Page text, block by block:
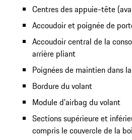
Centres des appuie-tête
Accoudoir et poignée de
Accoudoir central de la
arrière pliant
Poignées de maintien dans
Bordure du volant
Module d'airbag du volant
Sections supérieure et
compris le couvercle de la